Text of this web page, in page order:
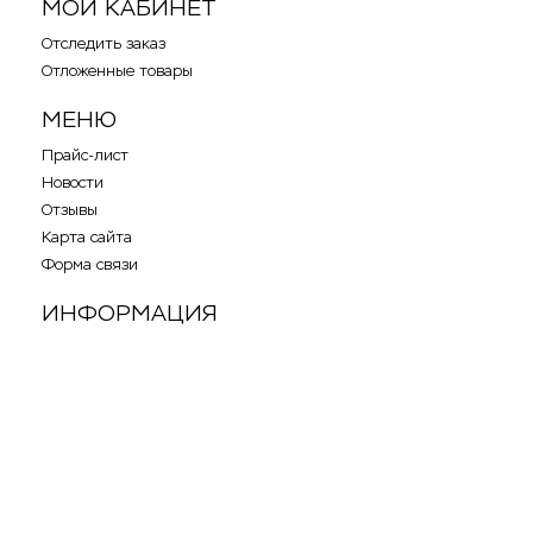
МОЙ КАБИНЕТ
Отследить заказ
Отложенные товары
МЕНЮ
Прайс-лист
Новости
Отзывы
Карта сайта
Форма связи
ИНФОРМАЦИЯ